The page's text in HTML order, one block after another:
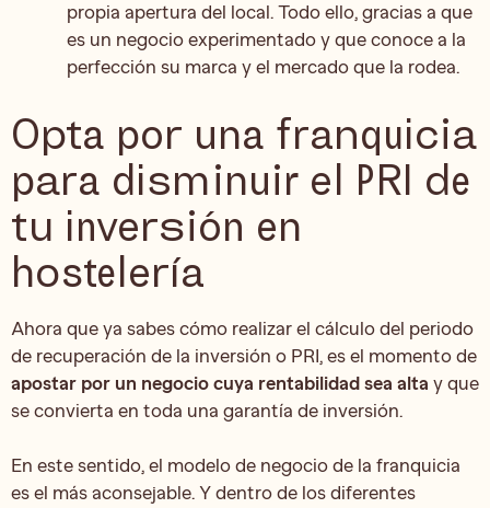
propia apertura del local. Todo ello, gracias a que
es un negocio experimentado y que conoce a la
perfección su marca y el mercado que la rodea.
Opta por una franquicia
para disminuir el PRI de
tu inversión en
hostelería
Ahora que ya sabes cómo realizar el cálculo del periodo
de recuperación de la inversión o PRI, es el momento de
apostar por un negocio cuya rentabilidad sea alta y que
se convierta en toda una garantía de inversión.
En este sentido, el modelo de negocio de la franquicia
es el más aconsejable. Y dentro de los diferentes